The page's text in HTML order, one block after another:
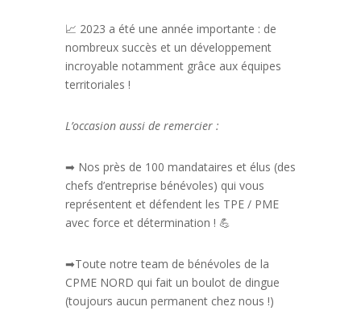
📈 2023 a été une année importante : de
nombreux succès et un développement
incroyable notamment grâce aux équipes
territoriales !
L’occasion aussi de remercier :
➡ Nos près de 100 mandataires et élus (des
chefs d’entreprise bénévoles) qui vous
représentent et défendent les TPE / PME
avec force et détermination ! 💪
➡Toute notre team de bénévoles de la
CPME NORD qui fait un boulot de dingue
(toujours aucun permanent chez nous !)